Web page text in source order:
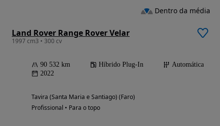
Land Rover Range Rover Velar
1997 cm3 • 300 cv
90 532 km Híbrido Plug-In
Automática
2022
Tavira (Santa Maria e Santiago) (Faro)
Profissional • Para o topo
Dentro da média